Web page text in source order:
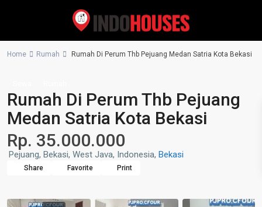
Home Rumah Rumah Di Perum Thb Pejuang Medan Satria Kota Bekasi
Rumah Di Perum Thb Pejuang
Medan Satria Kota Bekasi
Rp. 35.000.000
Pejuang, Bekasi, West Java, Indonesia, Bekasi
Share Favorite Print